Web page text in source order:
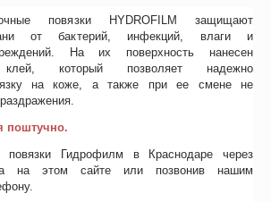
повязки HYDROFILM защищают
от бактерий, инфекций, влаги и
На их поверхность нанесен
клей, который позволяет надежно
на коже, а также при ее смене не
поштучно.
Гидрофилм в Краснодаре через
на этом сайте или позвонив нашим